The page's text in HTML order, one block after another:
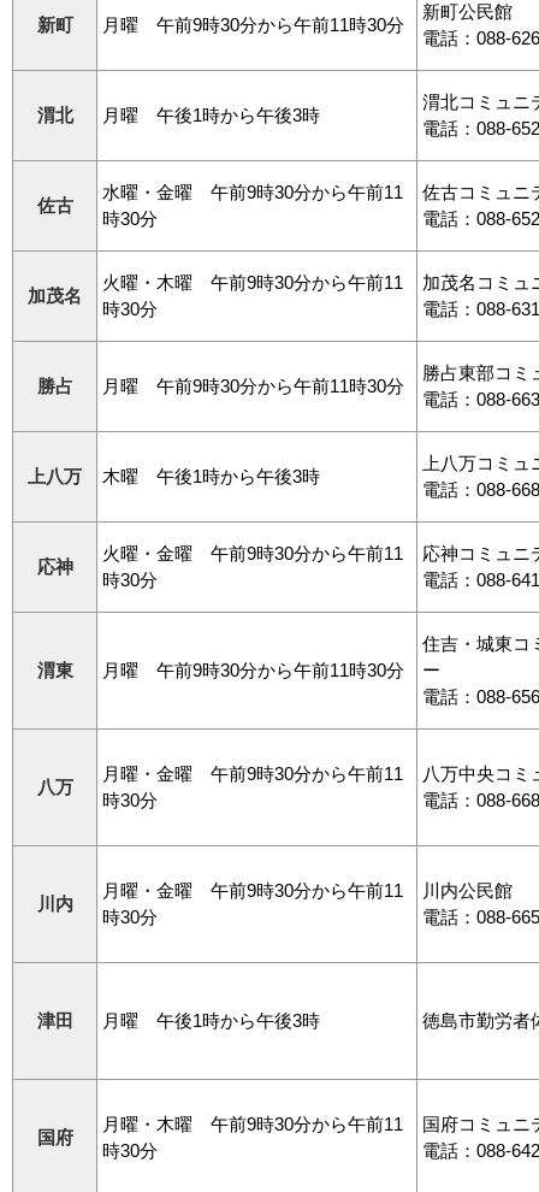
新町 月曜 午前9時30分から午前11時30分
新町公民館
電話：088-
渭北 月曜 午後1時から午後3時
渭北コミュニ
電話：088-
佐古
水曜・金曜 午前9時30分から午前11
時30分
佐古コミュニ
電話：088-
加茂名
火曜・木曜 午前9時30分から午前11
時30分
加茂名コミュ
電話：088-
勝占 月曜 午前9時30分から午前11時30分
勝占東部コミ
電話：088-
上八万 木曜 午後1時から午後3時
上八万コミ
電話：088-
応神
火曜・金曜 午前9時30分から午前11
時30分
応神コミュニ
電話：088-
渭東 月曜 午前9時30分から午前11時30分
住吉・城東コ
ー
電話：088-
八万
月曜・金曜 午前9時30分から午前11
時30分
八万中央コミ
電話：088-
川内
月曜・金曜 午前9時30分から午前11
時30分
川内公民館
電話：088-
津田 月曜 午後1時から午後3時 徳島市勤労者
国府
月曜・木曜 午前9時30分から午前11
時30分
国府コミュニ
電話：088-